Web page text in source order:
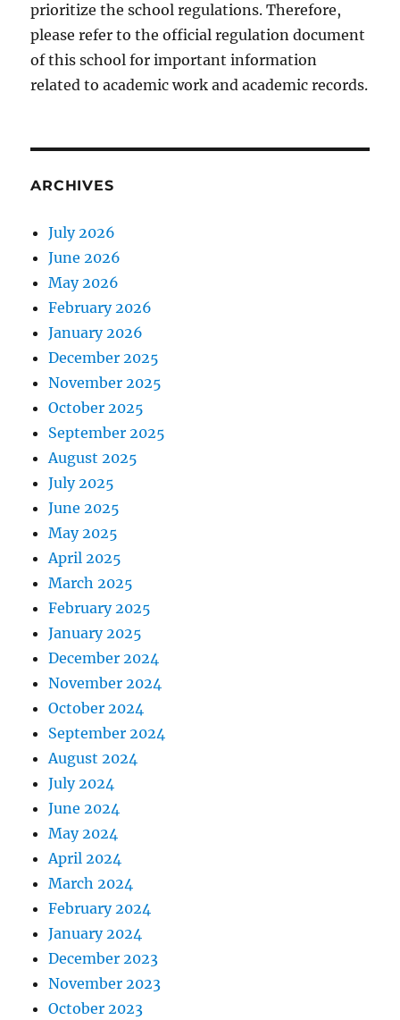
prioritize the school regulations. Therefore,
please refer to the official regulation document
of this school for important information
related to academic work and academic records.
ARCHIVES
July 2026
June 2026
May 2026
February 2026
January 2026
December 2025
November 2025
October 2025
September 2025
August 2025
July 2025
June 2025
May 2025
April 2025
March 2025
February 2025
January 2025
December 2024
November 2024
October 2024
September 2024
August 2024
July 2024
June 2024
May 2024
April 2024
March 2024
February 2024
January 2024
December 2023
November 2023
October 2023